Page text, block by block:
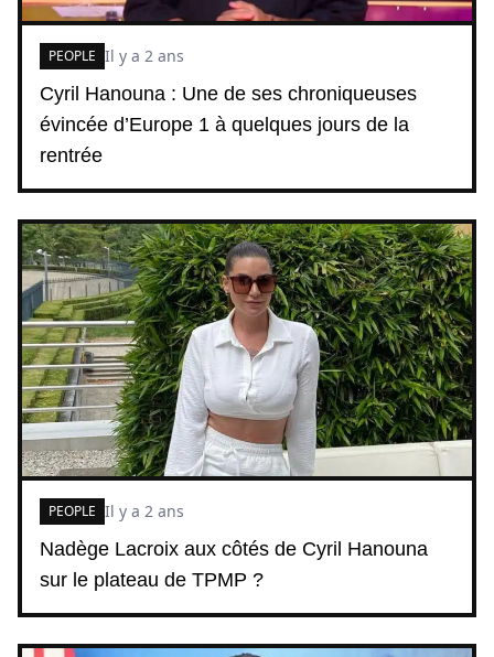
Cyril Hanouna : Une de ses chroniqueuses
évincée d’Europe 1 à quelques jours de la
rentrée
PEOPLE Il y a 2 ans
Nadège Lacroix aux côtés de Cyril Hanouna
sur le plateau de TPMP ?
PEOPLE Il y a 2 ans